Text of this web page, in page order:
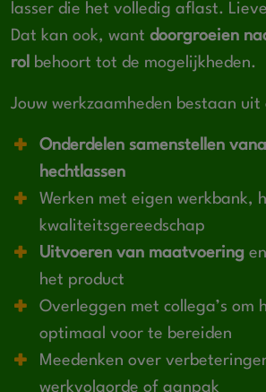
lasser die het volledig aflast.
Dat kan ook, want doorgroeien
rol
behoort tot de mogelijkheden.
Jouw werkzaamheden bestaan uit
Onderdelen samenstellen
hechtlassen
Werken met eigen werkbank,
kwaliteitsgereedschap
Uitvoeren van maatvoering
het product
Overleggen met collega’s om
optimaal voor te bereiden
Meedenken over
werkvolgorde of aanpak